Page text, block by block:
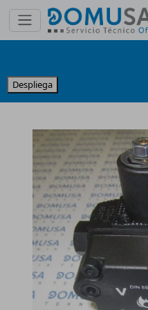
Despliega